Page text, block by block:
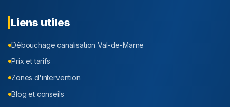
Liens utiles
Débouchage canalisationVal-de-Marne
Prix et tarifs
Zones d'intervention
Blog et conseils